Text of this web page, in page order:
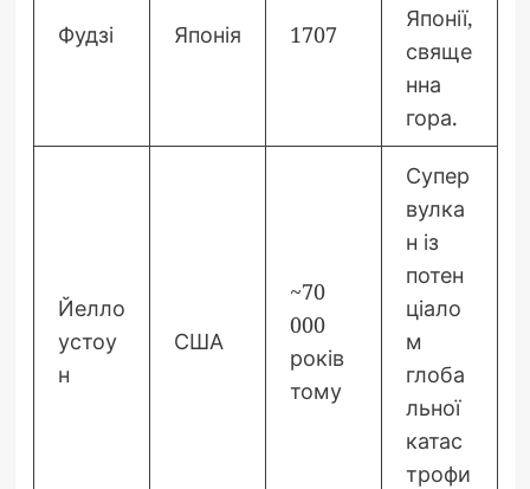
Фудзі Японія 1707
Японії,
свяще
нна
гора.
Йелло
устоу
н
США
~70
000
років
тому
Супер
вулка
н із
потен
ціало
м
глоба
льної
катас
трофи